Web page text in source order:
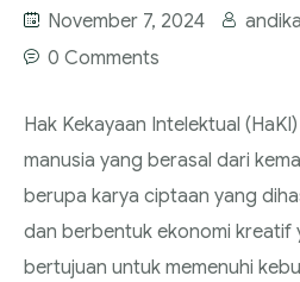
November 7, 2024
0 Comments
Hak Kekayaan Intelektual
manusia yang berasal dari
berupa karya ciptaan yang
dan berbentuk ekonomi kreatif
bertujuan untuk memenuhi